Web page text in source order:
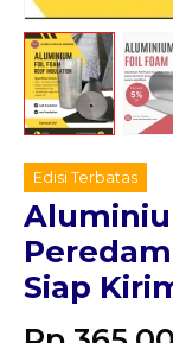
Edisi Terbatas
Siap